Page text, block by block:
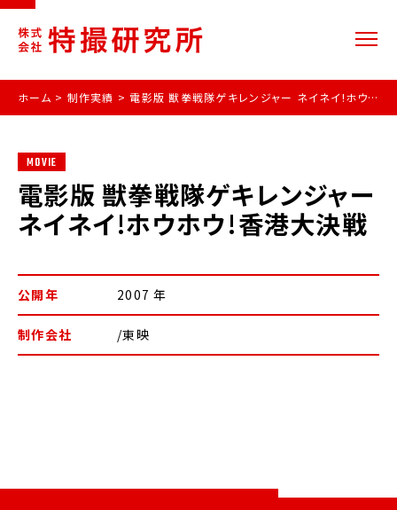
ホーム > 制作実績 > 電影版 獣拳戦隊ゲキレンジャー ネイネイ!ホウホウ!香港大決戦
MOVIE
電影版 獣拳戦隊ゲキレンジャー
ネイネイ!ホウホウ!香港大決戦
公開年 2007 年
制作会社 /東映